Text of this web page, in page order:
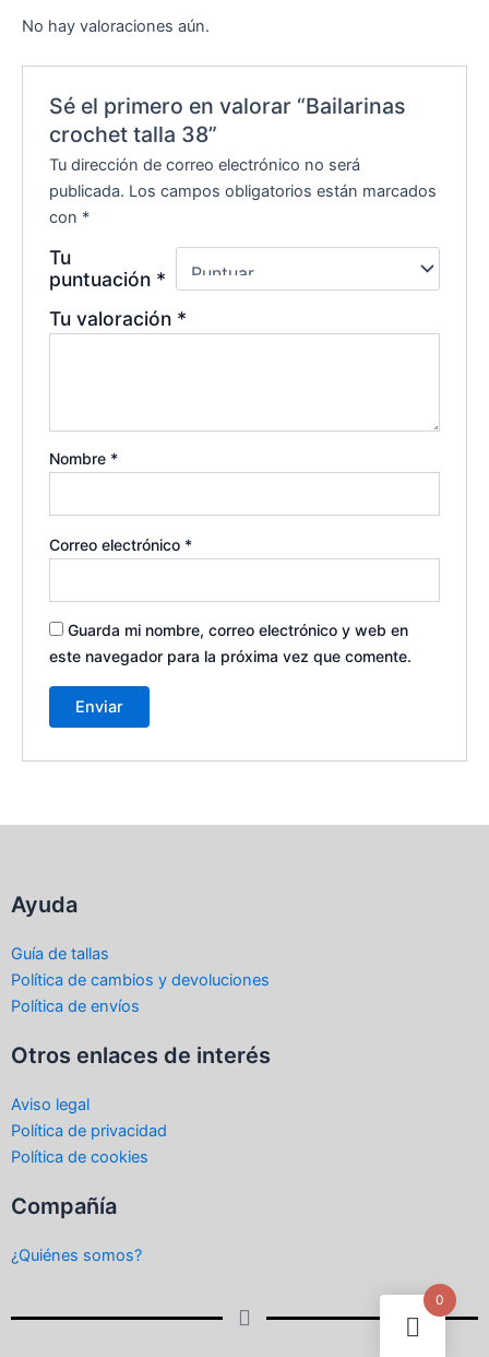
No hay valoraciones aún.
Sé el primero en valorar “Bailarinas
crochet talla 38”
Tu dirección de correo electrónico no será
publicada. Los campos obligatorios están marcados
con *
Tu
puntuación *
Tu valoración *
Nombre *
Correo electrónico *
Guarda mi nombre, correo electrónico y web en
este navegador para la próxima vez que comente.
Ayuda
Guía de tallas
Política de cambios y devoluciones
Política de envíos
Otros enlaces de interés
Aviso legal
Política de privacidad
Política de cookies
Compañía
¿Quiénes somos?
0